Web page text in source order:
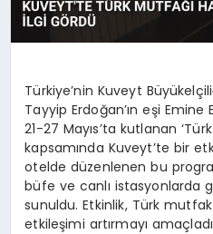
SPOR
Türkiye’nin Kuveyt
Tayyip Erdoğan’ın eşi Emine
21-27 Mayıs’ta kutlanan
kapsamında Kuveyt’te bir
otelde düzenlenen bu
büfe ve canlı istasyonlarda
sunuldu. Etkinlik, Türk
etkileşimi artırmayı